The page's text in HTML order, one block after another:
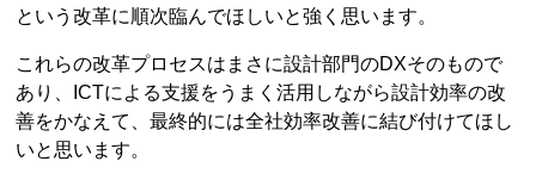
という改革に順次臨んでほしいと強く思います。
これらの改革プロセスはまさに設計部門のDXそのもので
あり、ICTによる支援をうまく活用しながら設計効率の改
善をかなえて、最終的には全社効率改善に結び付けてほし
いと思います。